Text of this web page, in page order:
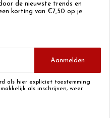
de nieuwste trends en
korting van €7,50 op je
Aanmelden
als hier expliciet toestemming
als inschrijven, weer